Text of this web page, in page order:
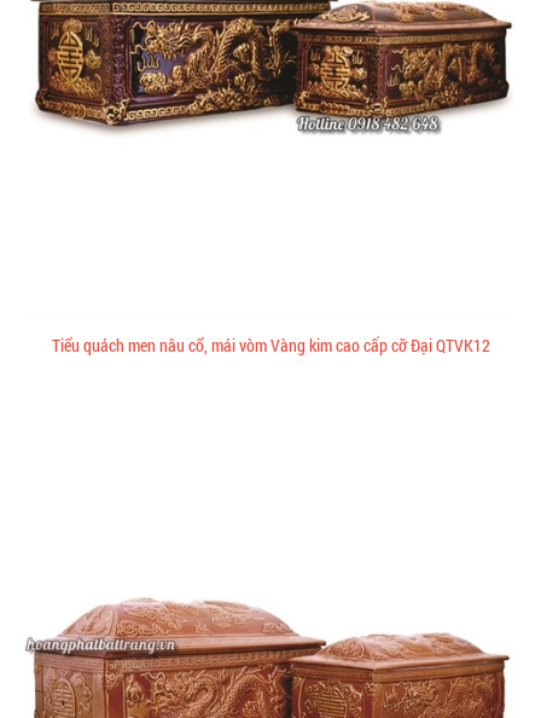
Tiểu quách men nâu cổ, mái vòm Vàng kim cao cấp cỡ Đại QTVK12